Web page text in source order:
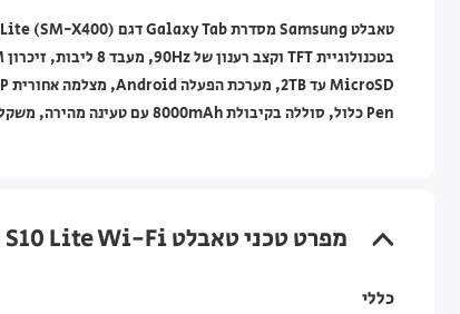
Pen כלול, סוללה בקיבולת 8000mAh עם טעינה מהירה, משקל התחלתי של 524 גרם, ואחריות לשנה במעבדות היבואן הרשמי על ידי סאני.
מפרט טכני טאבלט Samsung Galaxy Tab S10 Lite Wi-Fi ‏10.9"‏ 8GB+256GB בצבע כסף
כללי